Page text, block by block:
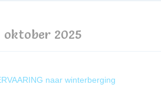
oktober 2025
naar winterberging